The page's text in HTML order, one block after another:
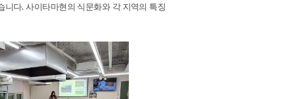
관광 PR
제 13회(2018.10) 시즈오카현 요리 체험 및 관광 PR
2018년 10월 20일(토) 19:00~21:00
제 12회(2018.8) 도야마현 요리 체험 및 관광 PR
2018년 8월 11일(토) 19:00~21:00
다. 사이타마현의 식문화와 각 지역의 특징